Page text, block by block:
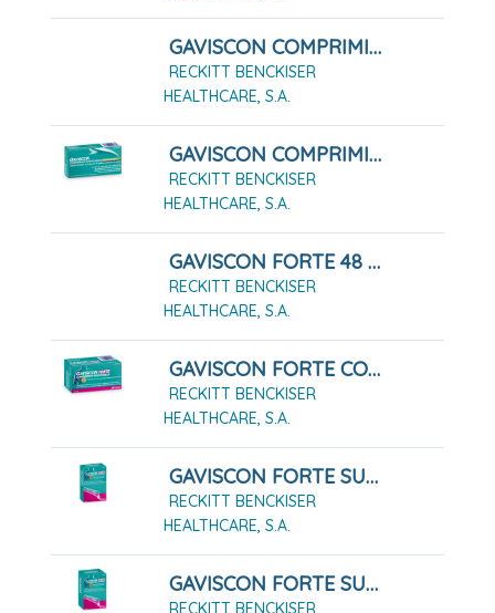
GAVISCON COMPRIMIDOS MASTICABLES SABOR FRESA, 48 Comprimidos
RECKITT BENCKISER
HEALTHCARE, S.A.
GAVISCON COMPRIMIDOS MASTICABLES SABOR MENTA, 24 Comprimidos Masticables
RECKITT BENCKISER
HEALTHCARE, S.A.
GAVISCON FORTE 48 COMPRIMIDOS MASTICABLES
RECKITT BENCKISER
HEALTHCARE, S.A.
GAVISCON FORTE COMPRIMIDOS MASTICABLES,24 Comprimidos
RECKITT BENCKISER
HEALTHCARE, S.A.
GAVISCON FORTE SUSPENSIÓN ORAL 12 SOBRES
RECKITT BENCKISER
HEALTHCARE, S.A.
GAVISCON FORTE SUSPENSION ORAL 24 SOBRES
RECKITT BENCKISER